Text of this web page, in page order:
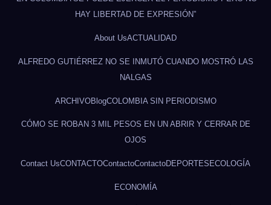
HAY LIBERTAD DE EXPRESIÓN”
About UsACTUALIDAD
ALFREDO GUTIÉRREZ NO SE INMUTÓ CUANDO MOSTRÓ LAS
NALGAS
ARCHIVOBlogCOLOMBIA SIN PERIODISMO
CÓMO SE ROBAN 3 MIL PESOS EN UN ABRIR Y CERRAR DE
OJOS
Contact UsCONTACTOContactoContactoDEPORTES ECOLOGÍA
ECONOMÍA